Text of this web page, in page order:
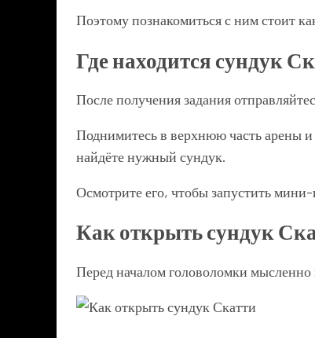
Поэтому познакомиться с ним стоит
Где находится сундук
После получения задания
Поднимитесь в верхнюю часть арены
найдёте нужный сундук.
Осмотрите его, чтобы запустить
Как открыть сундук
Перед началом головоломки